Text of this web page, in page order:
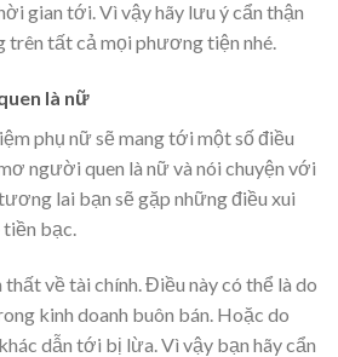
gian tới. Vì vậy hãy lưu ý cẩn thận
trên tất cả mọi phương tiện nhé.
là nữ
phụ nữ sẽ mang tới một số điều
người quen là nữ và nói chuyện với
lai bạn sẽ gặp những điều xui
tiền bạc.
về tài chính. Điều này có thể là do
kinh doanh buôn bán. Hoặc do
dẫn tới bị lừa. Vì vậy bạn hãy cẩn